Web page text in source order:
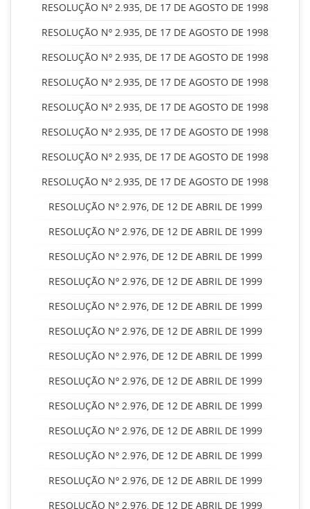
RESOLUÇÃO Nº 2.935, DE 17 DE AGOSTO DE 1998
RESOLUÇÃO Nº 2.935, DE 17 DE AGOSTO DE 1998
RESOLUÇÃO Nº 2.935, DE 17 DE AGOSTO DE 1998
RESOLUÇÃO Nº 2.935, DE 17 DE AGOSTO DE 1998
RESOLUÇÃO Nº 2.935, DE 17 DE AGOSTO DE 1998
RESOLUÇÃO Nº 2.935, DE 17 DE AGOSTO DE 1998
RESOLUÇÃO Nº 2.935, DE 17 DE AGOSTO DE 1998
RESOLUÇÃO Nº 2.935, DE 17 DE AGOSTO DE 1998
RESOLUÇÃO Nº 2.976, DE 12 DE ABRIL DE 1999
RESOLUÇÃO Nº 2.976, DE 12 DE ABRIL DE 1999
RESOLUÇÃO Nº 2.976, DE 12 DE ABRIL DE 1999
RESOLUÇÃO Nº 2.976, DE 12 DE ABRIL DE 1999
RESOLUÇÃO Nº 2.976, DE 12 DE ABRIL DE 1999
RESOLUÇÃO Nº 2.976, DE 12 DE ABRIL DE 1999
RESOLUÇÃO Nº 2.976, DE 12 DE ABRIL DE 1999
RESOLUÇÃO Nº 2.976, DE 12 DE ABRIL DE 1999
RESOLUÇÃO Nº 2.976, DE 12 DE ABRIL DE 1999
RESOLUÇÃO Nº 2.976, DE 12 DE ABRIL DE 1999
RESOLUÇÃO Nº 2.976, DE 12 DE ABRIL DE 1999
RESOLUÇÃO Nº 2.976, DE 12 DE ABRIL DE 1999
RESOLUÇÃO Nº 2.976, DE 12 DE ABRIL DE 1999